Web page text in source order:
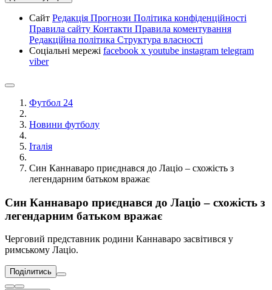
Сайт Редакція Прогнози Політика конфіденційності
Правила сайту Контакти Правила коментування
Редакційна політика Структура власності
Соціальні мережі facebook x youtube instagram telegram
viber
Футбол 24
Новини футболу
Італія
Син Каннаваро приєднався до Лаціо – схожість з
легендарним батьком вражає
Син Каннаваро приєднався до Лаціо – схожість з
легендарним батьком вражає
Черговий представник родини Каннаваро засвітився у
римському Лаціо.
Поділитись